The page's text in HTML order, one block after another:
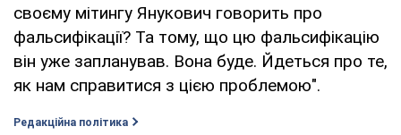
своєму мітингу Янукович говорить про
фальсифікації? Та тому, що цю фальсифікацію
він уже запланував. Вона буде. Йдеться про те,
як нам справитися з цією проблемою".
Редакційна політика